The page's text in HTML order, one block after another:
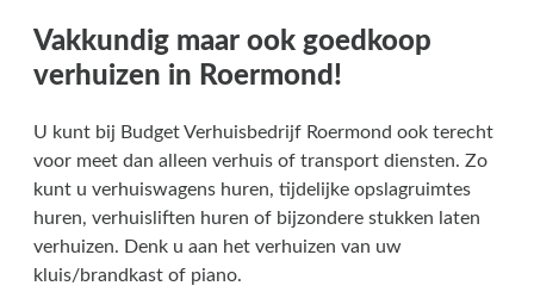
Vakkundig maar ook goedkoop
verhuizen in Roermond!
U kunt bij Budget Verhuisbedrijf Roermond ook terecht
voor meet dan alleen verhuis of transport diensten. Zo
kunt u verhuiswagens huren, tijdelijke opslagruimtes
huren, verhuisliften huren of bijzondere stukken laten
verhuizen. Denk u aan het verhuizen van uw
kluis/brandkast of piano.